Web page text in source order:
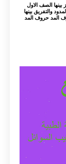
الصف الاول
والتفريق بينها
المد حروف المد